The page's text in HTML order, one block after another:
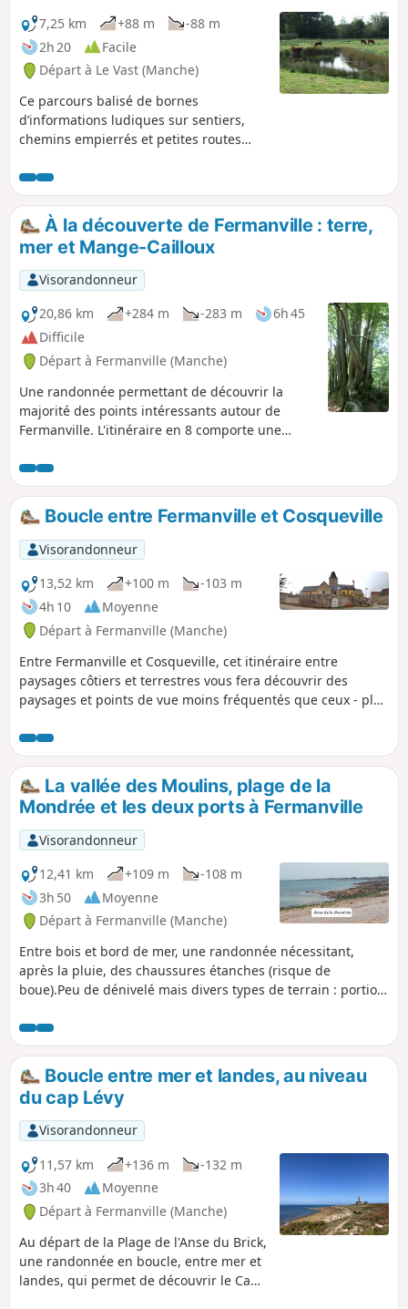
7,25 km
+88 m
-88 m
2h 20
Facile
Départ à Le Vast (Manche)
Ce parcours balisé de bornes
d’informations ludiques sur sentiers,
chemins empierrés et petites routes
historique et naturel de cette commune
traversée par la Rivière la Saire.Ce
parcours a été inspiré d'un projet du
Centre Permanent d'Initiative pour
l'Environnement du Cotentin.
À la découverte de Fermanville : terre,
mer et Mange-Cailloux
Visorandonneur
20,86 km
+284 m -283 m
6h 45
Difficile
Départ à Fermanville (Manche)
Une randonnée permettant de découvrir la
majorité des points intéressants autour de
Fermanville. L'itinéraire en 8 comporte une
Boucle entre Fermanville et Cosqueville
Visorandonneur
13,52 km
+100 m
-103 m
4h 10
Moyenne
Départ à Fermanville (Manche)
Entre Fermanville et Cosqueville, cet itinéraire entre
paysages côtiers et terrestres vous fera découvrir des
paysages et points de vue moins fréquentés que ceux - plus
entre les deux ports de Fermanville (Lévy et Pignot).
La vallée des Moulins, plage de la
Mondrée et les deux ports à Fermanville
Visorandonneur
12,41 km
+109 m
-108 m
3h 50
Moyenne
Départ à Fermanville (Manche)
Entre bois et bord de mer, une randonnée nécessitant,
après la pluie, des chaussures étanches (risque de
boue).Peu de dénivelé mais divers types de terrain : portion
Boucle entre mer et landes, au niveau
du cap Lévy
Visorandonneur
11,57 km
+136 m
-132 m
3h 40
Moyenne
Départ à Fermanville (Manche)
Au départ de la Plage de l'Anse du Brick,
une randonnée en boucle, entre mer et
landes, qui permet de découvrir le Cap